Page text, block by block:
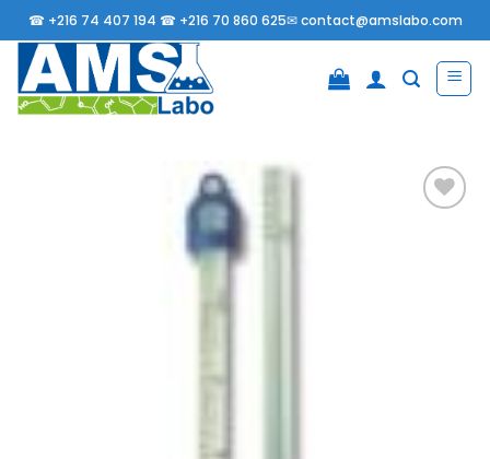
Passer
au
contenu
☎ +216 74 407 194 ☎ +216 70 860 625✉contact@amslabo.com